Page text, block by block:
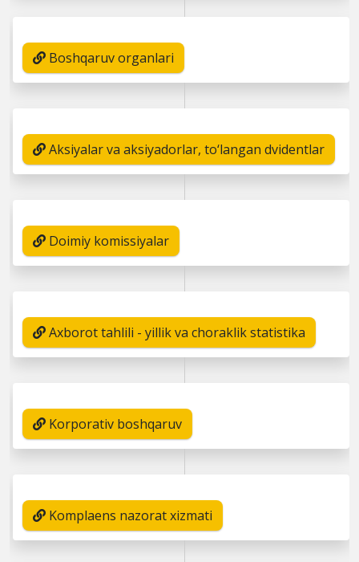
Boshqaruv organlari
Aksiyalar va aksiyadorlar, to‘langan dvidentlar
Doimiy komissiyalar
Axborot tahlili - yillik va choraklik statistika
Korporativ boshqaruv
Komplaens nazorat xizmati